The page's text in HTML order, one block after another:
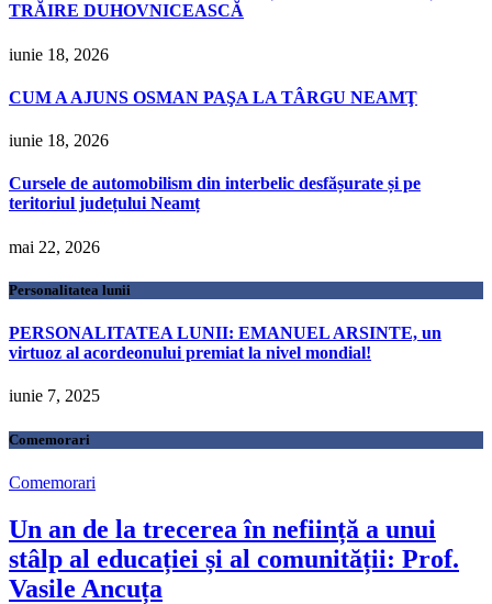
TRĂIRE DUHOVNICEASCĂ
iunie 18, 2026
CUM A AJUNS OSMAN PAŞA LA TÂRGU NEAMŢ
iunie 18, 2026
Cursele de automobilism din interbelic desfășurate și pe
teritoriul județului Neamț
mai 22, 2026
Personalitatea lunii
PERSONALITATEA LUNII: EMANUEL ARSINTE, un
virtuoz al acordeonului premiat la nivel mondial!
iunie 7, 2025
Comemorari
Comemorari
Un an de la trecerea în neființă a unui
stâlp al educației și al comunității: Prof.
Vasile Ancuța